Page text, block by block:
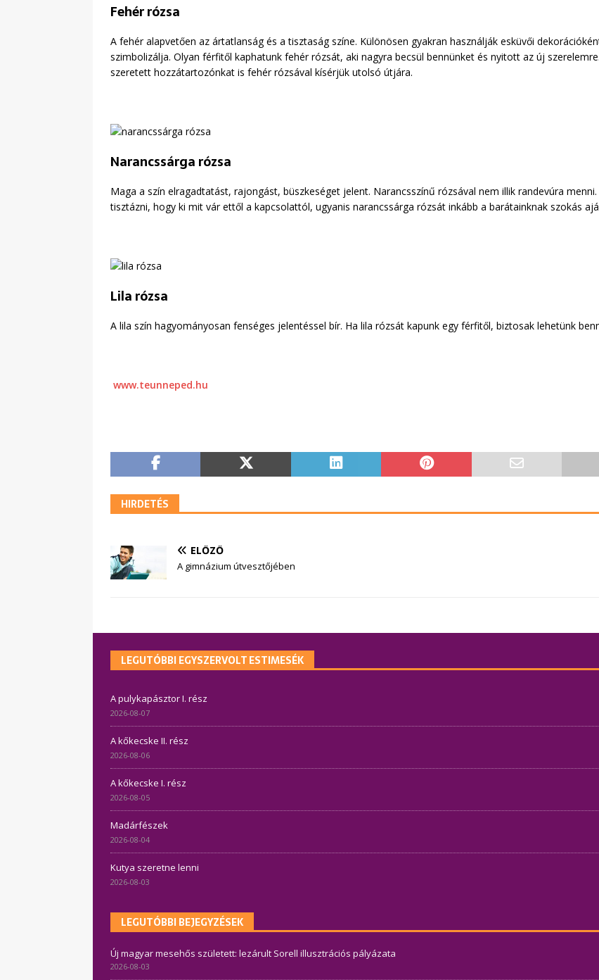
Fehér rózsa
A fehér alapvetően az ártatlanság és a tisztaság színe. Különösen gyakran használják esküvői
szimbolizálja. Olyan férfitől kaphatunk fehér rózsát, aki nagyra becsül bennünket és nyitott az új
szeretett hozzátartozónkat is fehér rózsával kísérjük utolsó útjára.
Narancssárga rózsa
Maga a szín elragadtatást, rajongást, büszkeséget jelent. Narancsszínű rózsával nem illik randevúra
tisztázni, hogy ki mit vár ettől a kapcsolattól, ugyanis narancssárga rózsát inkább a barátainknak szokás
Lila rózsa
A lila szín hagyományosan fenséges jelentéssel bír. Ha lila rózsát kapunk egy férfitől, biztosak lehetünk
www.teunneped.hu
HIRDETÉS
ELŐZŐ
A gimnázium útvesztőjében
LEGUTÓBBI EGYSZERVOLT ESTIMESÉK
A pulykapásztor I. rész
2026-08-07
A kőkecske II. rész
2026-08-06
A kőkecske I. rész
2026-08-05
Madárfészek
2026-08-04
Kutya szeretne lenni
2026-08-03
LEGUTÓBBI BEJEGYZÉSEK
Új magyar mesehős született: lezárult Sorell illusztrációs pályázata
2026-08-03